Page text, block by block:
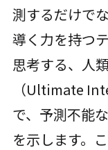
測するだけで
導く力を持つ
思考する、人
（Ultimate
で、予測不能
を示します。